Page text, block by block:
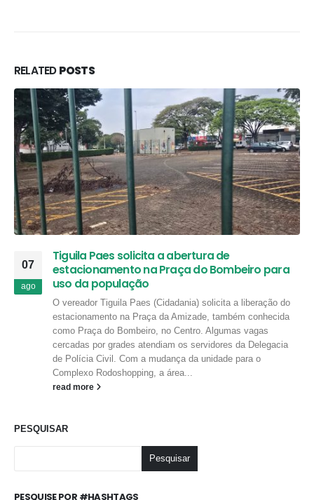
RELATEDPOSTS
07
ago
Tiguila Paes solicita a abertura de
estacionamento na Praça do Bombeiro para
uso da população
O vereador Tiguila Paes (Cidadania) solicita a liberação do
estacionamento na Praça da Amizade, também conhecida
como Praça do Bombeiro, no Centro. Algumas vagas
cercadas por grades atendiam os servidores da Delegacia
de Polícia Civil. Com a mudança da unidade para o
Complexo Rodoshopping, a área...
read more
PESQUISAR
Pesquisar
PESQUISE POR #HASHTAGS